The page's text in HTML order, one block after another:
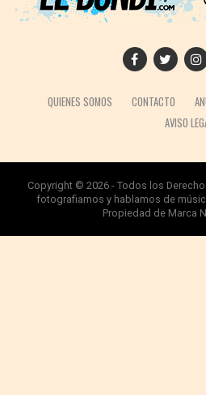
QUIENES SOMOS CONTACTO
AVISO
Copyright © 2026 - Todos los
fotografiamos y hablamos de
Propiedad de Marca